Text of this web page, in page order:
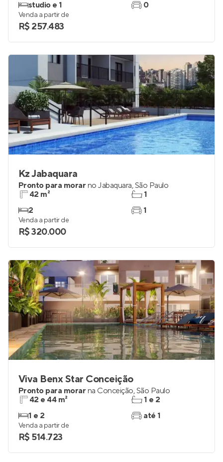
studio e 1 0
Venda a partir de
R$ 257.483
Kz Jabaquara
Pronto para morar no Jabaquara,São Paulo
42 m²
2
1
1
Venda a partir de
R$ 320.000
Viva Benx Star Conceição
Pronto para morar na Conceição,São Paulo
42 e 44 m²
1 e 2
1 e 2
até 1
Venda a partir de
R$ 514.723